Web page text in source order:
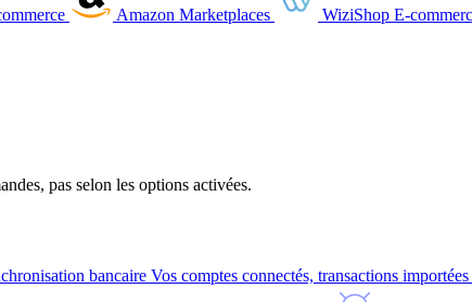
Amazon Marketplaces WiziShop E-
pas selon les options activées.
bancaire Vos comptes connectés, transactions